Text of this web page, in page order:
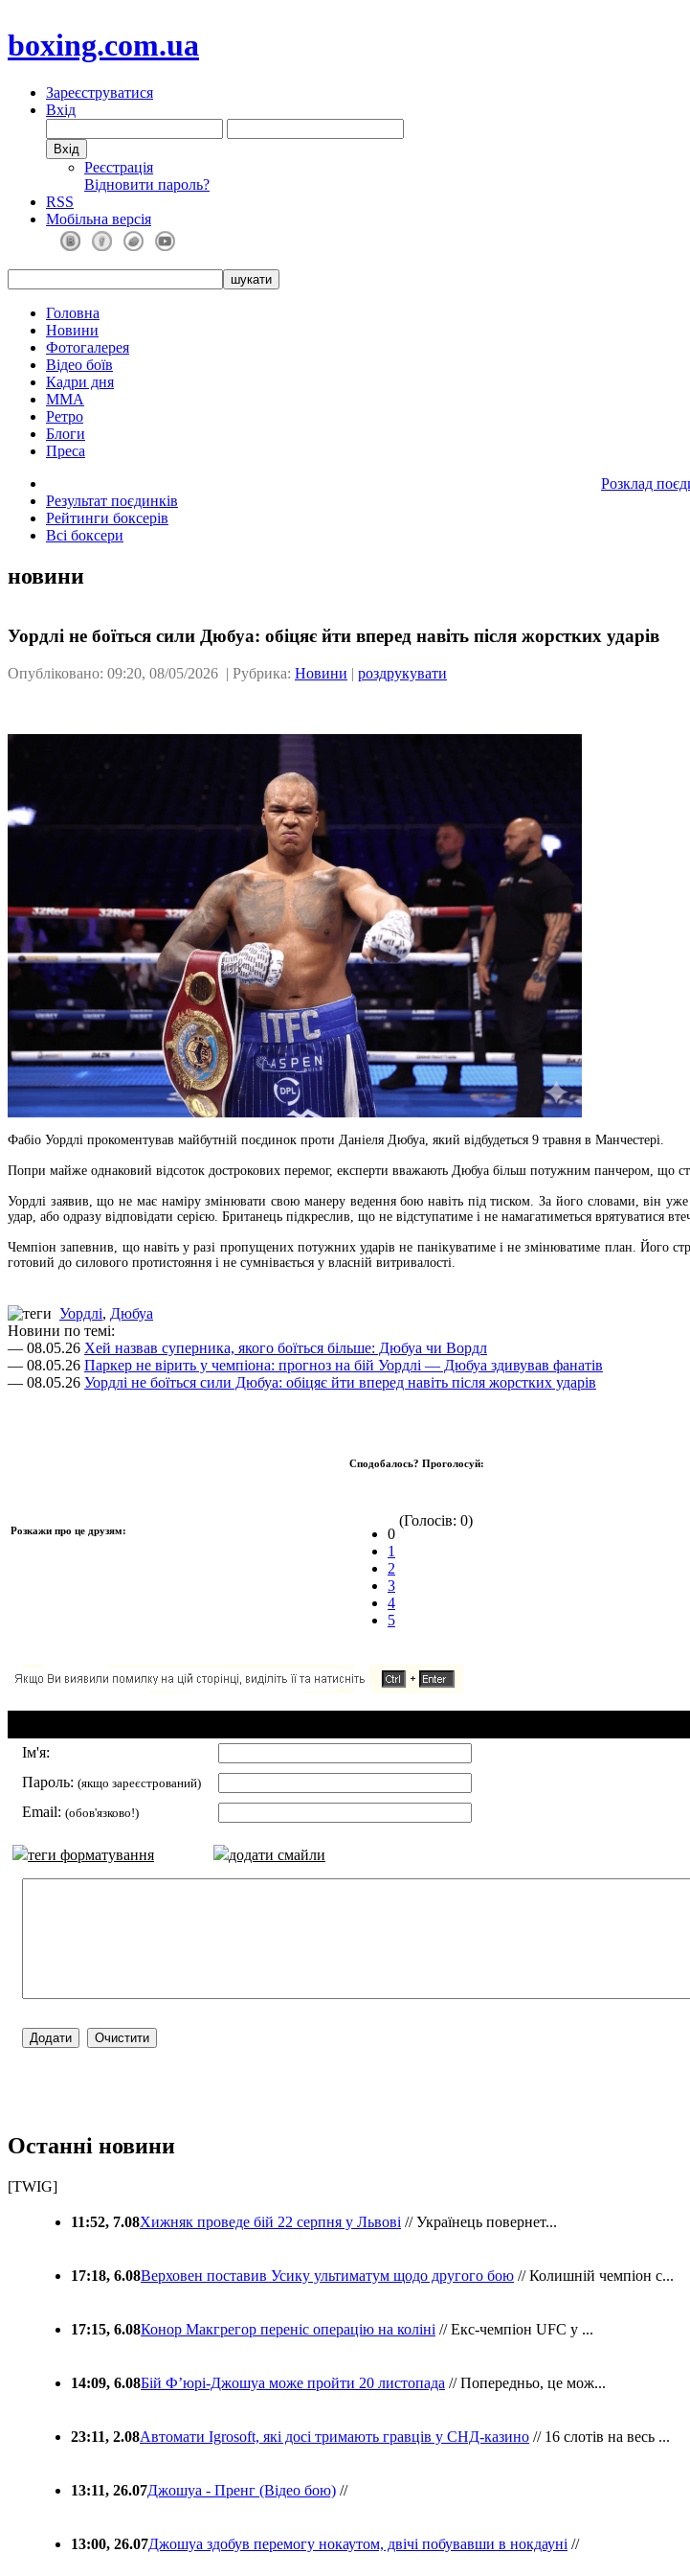
boxing.com.ua
Зареєструватися
Вхід
Реєстрація
Відновити пароль?
RSS
Мобільна версія
Головна
Новини
Фотогалерея
Відео боїв
Кадри дня
ММА
Ретро
Блоги
Преса
Розклад
Результат поєдинків
Рейтинги боксерів
Всі боксери
новини
Уордлі не боїться сили Дюбуа: обіцяє йти вперед навіть після жорстких ударів
Опубліковано: 09:20, 08/05/2026 | Рубрика: Новини | роздрукувати
Фабіо Уордлі прокоментував майбутній поєдинок проти Даніеля Дюбуа, який відбудеться 9 травня в Манчестері.
Попри майже однаковий відсоток дострокових перемог, експерти вважають Дюбуа більш потужним панчером, що
Уордлі заявив, що не має наміру змінювати свою манеру ведення бою навіть під тиском. За його словами, він
удар, або одразу відповідати серією. Британець підкреслив, що не відступатиме і не намагатиметься врятуватися
Чемпіон запевнив, що навіть у разі пропущених потужних ударів не панікуватиме і не змінюватиме план. Його
готовий до силового протистояння і не сумнівається у власній витривалості.
Уордлі, Дюбуа
Новини по темі:
— 08.05.26 Хей назвав суперника, якого боїться більше: Дюбуа чи Вордл
— 08.05.26 Паркер не вірить у чемпіона: прогноз на бій Уордлі — Дюбуа здивував фанатів
— 08.05.26 Уордлі не боїться сили Дюбуа: обіцяє йти вперед навіть після жорстких ударів
Розкажи про це друзям:
Сподобалось? Проголосуй:
0
1
2
3
4
5
(Голосів: 0)
Ім'я:
Пароль: (якщо зареєстрований)
Email: (обов'язково!)
теги форматування додати смайли
Останні новини
[TWIG]
11:52, 7.08Хижняк проведе бій 22 серпня у Львові // Українець повернет...
17:18, 6.08Верховен поставив Усику ультиматум щодо другого бою // Колишній чемпіон с...
17:15, 6.08Конор Макгрегор переніс операцію на коліні // Екс-чемпіон UFC у ...
14:09, 6.08Бій Ф’юрі-Джошуа може пройти 20 листопада // Попередньо, це мож...
23:11, 2.08Автомати Igrosoft, які досі тримають гравців у СНД-казино // 16 слотів на весь ...
13:11, 26.07Джошуа - Пренг (Відео бою) //
13:00, 26.07Джошуа здобув перемогу нокаутом, двічі побувавши в нокдауні //